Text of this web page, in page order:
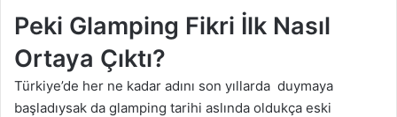
Peki Glamping Fikri İlk Nasıl
Ortaya Çıktı?
Türkiye’de her ne kadar adını son yıllarda duymaya
başladıysak da glamping tarihi aslında oldukça eski